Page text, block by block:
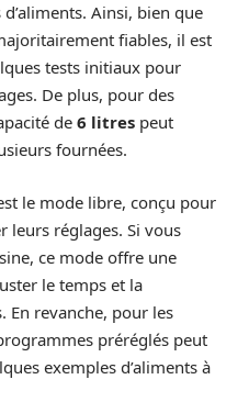
d’aliments. Ainsi, bien que
fiables, il est
tests initiaux pour
De plus, pour des
de6 litres peut
fournées.
le mode libre, conçu pour
leurs réglages. Si vous
ce mode offre une
le temps et la
En revanche, pour les
préréglés peut
exemples d’aliments à